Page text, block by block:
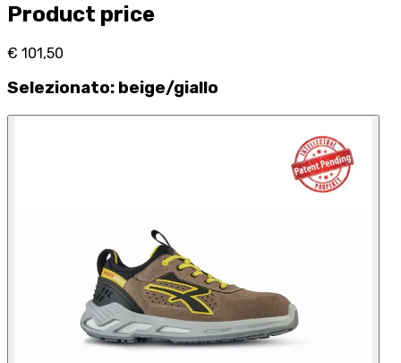
Product price
€ 101,50
Selezionato: beige/giallo